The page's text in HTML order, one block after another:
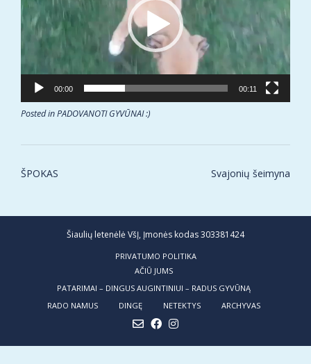
00:00 00:11
Posted inPADOVANOTI GYVŪNAI :)
Post
ŠPOKAS Svajonių šeimyna
Šiaulių letenėlė VšĮ, Įmonės kodas 303381424
PRIVATUMO POLITIKA
AČIŪ JUMS
PATARIMAI – DINGUS AUGINTINIUI – RADUS GYVŪNĄ
RADO NAMUS
DINGĘ NETEKTYS ARCHYVAS